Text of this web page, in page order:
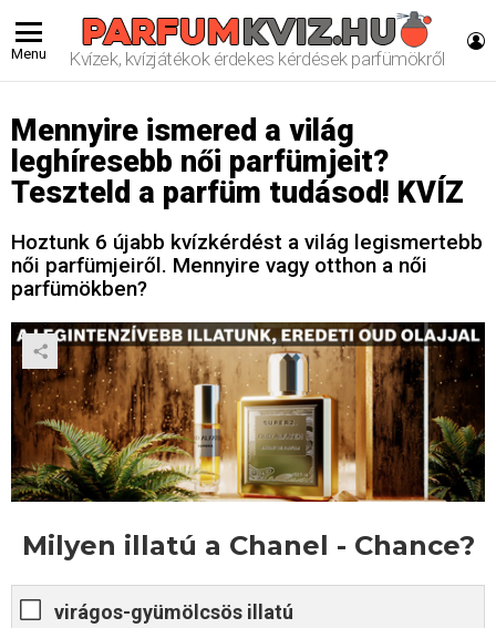
Menu Kvízek, kvízjátékok érdekes kérdések parfümökről
Mennyire ismered a világ
leghíresebb női parfümjeit?
Teszteld a parfüm tudásod! KVÍZ
Hoztunk 6 újabb kvízkérdést a világ legismertebb
női parfümjeiről. Mennyire vagy otthon a női
parfümökben?
Milyen illatú a Chanel - Chance?
virágos-gyümölcsös illatú